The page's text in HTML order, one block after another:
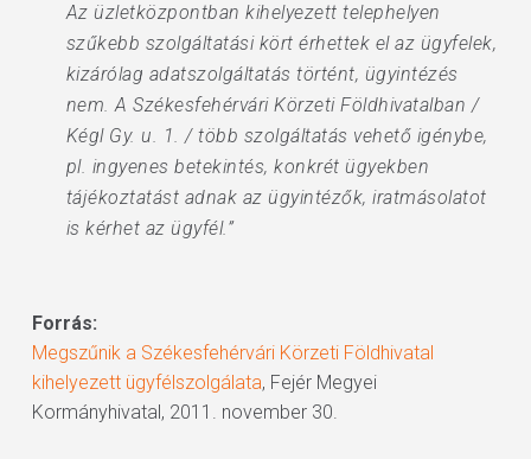
Az üzletközpontban kihelyezett telephelyen
szűkebb szolgáltatási kört érhettek el az ügyfelek,
kizárólag adatszolgáltatás történt, ügyintézés
nem. A Székesfehérvári Körzeti Földhivatalban /
Kégl Gy. u. 1. / több szolgáltatás vehető igénybe,
pl. ingyenes betekintés, konkrét ügyekben
tájékoztatást adnak az ügyintézők, iratmásolatot
is kérhet az ügyfél.”
Forrás:
Megszűnik a Székesfehérvári Körzeti Földhivatal
kihelyezett ügyfélszolgálata, Fejér Megyei
Kormányhivatal, 2011. november 30.